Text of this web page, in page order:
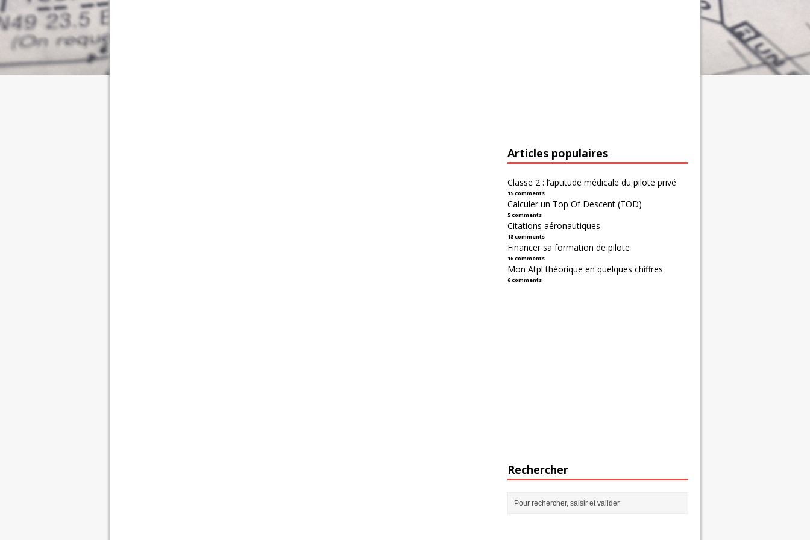
Articles populaires
Classe 2 : l’aptitude médicale du pilote privé
15 comments
Calculer un Top Of Descent (TOD)
5 comments
Citations aéronautiques
18 comments
Financer sa formation de pilote
16 comments
Mon Atpl théorique en quelques chiffres
6 comments
Rechercher